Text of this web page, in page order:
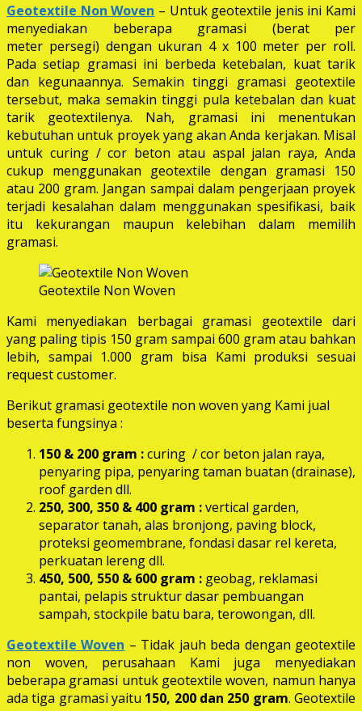
Geotextile Non Woven – Untuk geotextile jenis ini Kami
menyediakan beberapa gramasi (berat per
meter persegi) dengan ukuran 4 x 100 meter per roll.
Pada setiap gramasi ini berbeda ketebalan, kuat tarik
dan kegunaannya. Semakin tinggi gramasi geotextile
tersebut, maka semakin tinggi pula ketebalan dan kuat
tarik geotextilenya. Nah, gramasi ini menentukan
kebutuhan untuk proyek yang akan Anda kerjakan. Misal
untuk curing / cor beton atau aspal jalan raya, Anda
cukup menggunakan geotextile dengan gramasi 150
atau 200 gram. Jangan sampai dalam pengerjaan proyek
terjadi kesalahan dalam menggunakan spesifikasi, baik
itu kekurangan maupun kelebihan dalam memilih
gramasi.
Geotextile Non Woven
Kami menyediakan berbagai gramasi geotextile dari
yang paling tipis 150 gram sampai 600 gram atau bahkan
lebih, sampai 1.000 gram bisa Kami produksi sesuai
request customer.
Berikut gramasi geotextile non woven yang Kami jual
beserta fungsinya :
150 & 200 gram :curing / cor beton jalan raya,
penyaring pipa, penyaring taman buatan (drainase),
roof garden dll.
250, 300, 350 & 400 gram :vertical garden,
separator tanah, alas bronjong, paving block,
proteksi geomembrane, fondasi dasar rel kereta,
perkuatan lereng dll.
450, 500, 550 & 600 gram : geobag, reklamasi
pantai, pelapis struktur dasar pembuangan
sampah, stockpile batu bara, terowongan, dll.
Geotextile Woven – Tidak jauh beda dengan geotextile
non woven, perusahaan Kami juga menyediakan
beberapa gramasi untuk geotextile woven, namun hanya
ada tiga gramasi yaitu 150, 200 dan 250 gram. Geotextile